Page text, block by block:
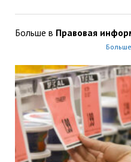
Больше в Правовая